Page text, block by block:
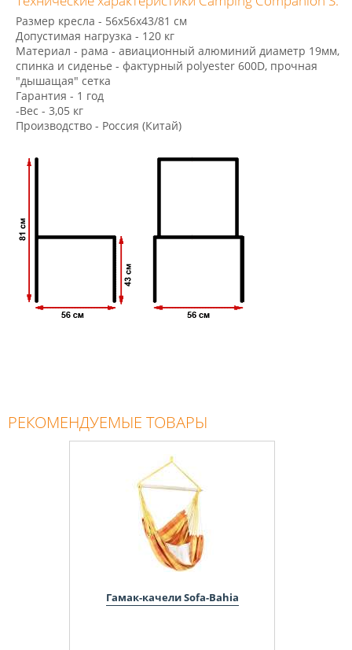
Размер кресла - 56х56х43/81 см
Допустимая нагрузка - 120 кг
Материал - рама - авиационный алюминий диаметр 19мм,
спинка и сиденье - фактурный polyester 600D, прочная
"дышащая" сетка
Гарантия - 1 год
-Вес - 3,05 кг
Производство - Россия (Китай)
РЕКОМЕНДУЕМЫЕ ТОВАРЫ
Гамак-качели Sofa-Bahia